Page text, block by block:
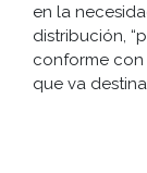
en la
distribución,
conforme con
que va